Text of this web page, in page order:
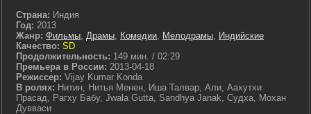
Страна: Индия
Год: 2013
Жанр: Фильмы, Драмы, Комедии, Мелодрамы, Индийские
Качество: SD
Продолжительность: 149 мин. / 02:29
Премьера в России: 2013-04-18
Режиссер: Vijay Kumar Konda
В ролях: Нитин, Нитья Менен, Иша Талвар, Али, Аахутхи
Прасад, Рагху Бабу, Jwala Gutta, Sandhya Janak, Судха, Мохан
Дувваси